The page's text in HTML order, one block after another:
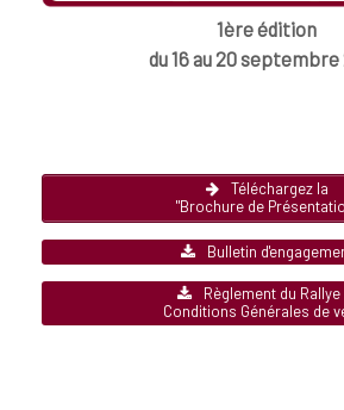
1ère édition
du 16 au 20 septembre
Téléchargez la
"Brochure de
Bulletin
Règlement du Rallye
Conditions Générales de